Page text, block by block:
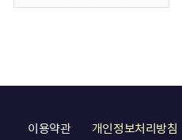
이용약관 개인정보처리방침